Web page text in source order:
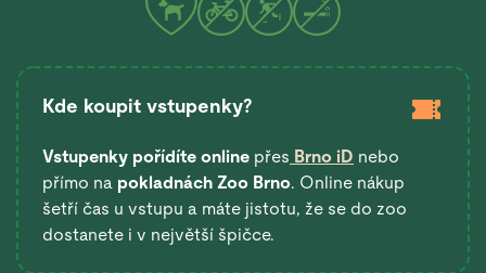
Kde koupit vstupenky?
Vstupenky pořídíte online přes Brno iD nebo
přímo na pokladnách Zoo Brno. Online nákup
šetří čas u vstupu a máte jistotu, že se do zoo
dostanete i v největší špičce.